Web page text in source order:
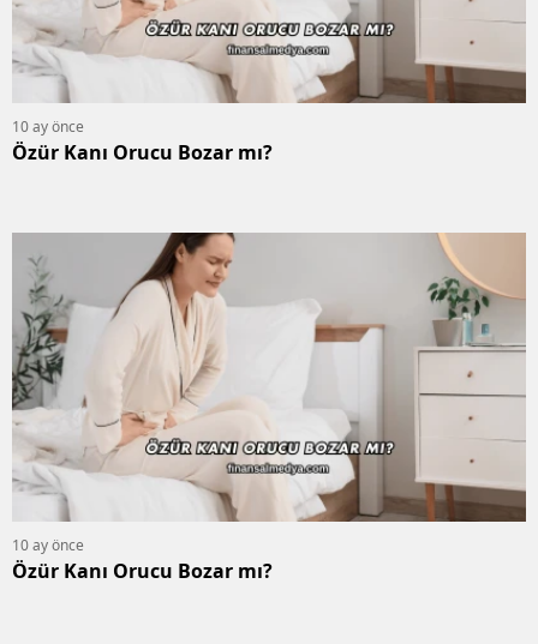
10 ay önce
Özür Kanı Orucu Bozar mı?
10 ay önce
Özür Kanı Orucu Bozar mı?